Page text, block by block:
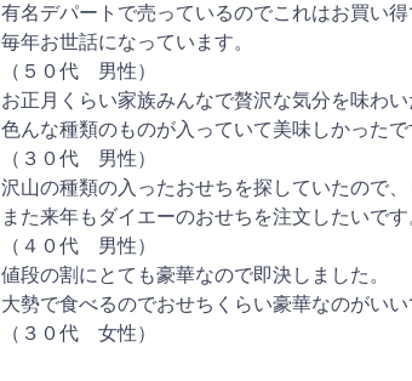
有名デパートで売っているのでこれはお買い得
毎年お世話になっています。
（５０代 男性）
お正月くらい家族みんなで贅沢な気分を味わい
色んな種類のものが入っていて美味しかったで
（３０代 男性）
沢山の種類の入ったおせちを探していたので
また来年もダイエーのおせちを注文したいです
（４０代 男性）
値段の割にとても豪華なので即決しました。
大勢で食べるのでおせちくらい豪華なのがいい
（３０代 女性）